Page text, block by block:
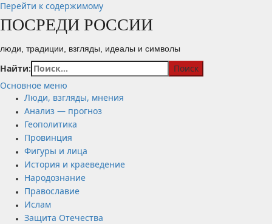
Перейти к содержимому
ПОСРЕДИ РОССИИ
люди, традиции, взгляды, идеалы и символы
Найти:
Основное меню
Люди, взгляды, мнения
Анализ — прогноз
Геополитика
Провинция
Фигуры и лица
История и краеведение
Народознание
Православие
Ислам
Защита Отечества